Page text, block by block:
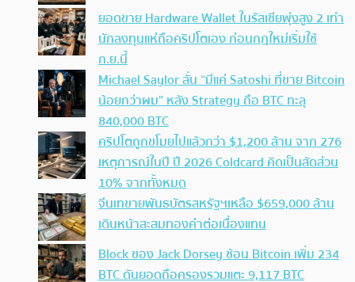
ยอดขาย Hardware Wallet ในรัสเซียพุ่งสูง 2 เท่า
นักลงทุนแห่ถือคริปโตเอง ก่อนกฎใหม่เริ่มใช้
ก.ย.นี้
Michael Saylor ลั่น “มีแค่ Satoshi ที่ขาย Bitcoin
น้อยกว่าผม” หลัง Strategy ถือ BTC ทะลุ
840,000 BTC
คริปโตถูกขโมยไปแล้วกว่า $1,200 ล้าน จาก 276
เหตุการณ์ในปี ปี 2026 Coldcard คิดเป็นสัดส่วน
10% จากทั้งหมด
จีนเทขายพันธบัตรสหรัฐฯเหลือ $659,000 ล้าน
เดินหน้าสะสมทองคำต่อเนื่องแทน
Block ของ Jack Dorsey ช้อน Bitcoin เพิ่ม 234
BTC ดันยอดถือครองรวมแตะ 9,117 BTC